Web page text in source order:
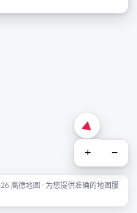
+ −
高德地图 · 为您提供准确的地图服